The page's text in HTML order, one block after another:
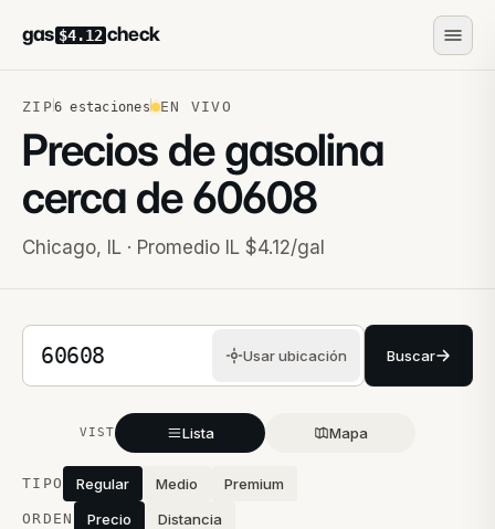
gas $4.12 check
ZIP6 estaciones EN VIVO
Precios de gasolina
cerca de60608
Chicago, IL · Promedio IL $4.12/gal
Código postal de 5 dígitos
Usar ubicación Buscar
VISTA Lista Mapa
Estaciones cercanas
TIPO Regular Medio Premium
ORDEN Precio Distancia